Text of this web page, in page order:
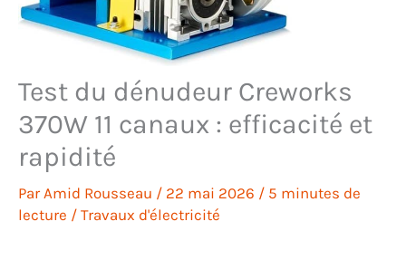
Test du dénudeur Creworks
370W 11 canaux : efficacité et
rapidité
Par Amid Rousseau / 22 mai 2026 / 5 minutes de
lecture / Travaux d'électricité